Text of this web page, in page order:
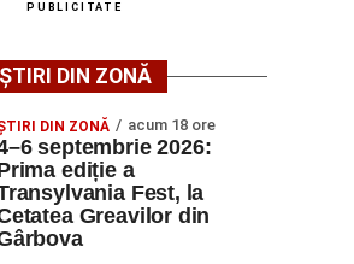
PUBLICITATE
ȘTIRI DIN ZONĂ
DIN ZONĂ acum 18 ore
septembrie 2026:
ediție a
Fest, la
Greavilor din